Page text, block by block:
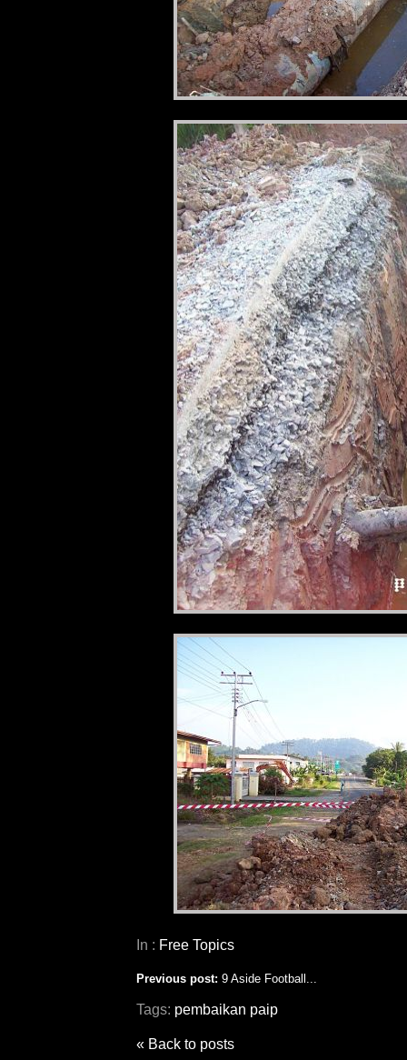
In : Free Topics
Previous post: 9 Aside Football...
Tags: pembaikan paip
« Back to posts